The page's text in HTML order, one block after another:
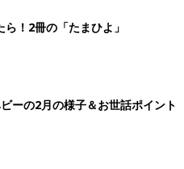
！2冊の「たまひよ」
ーの2月の様子＆お世話ポイント